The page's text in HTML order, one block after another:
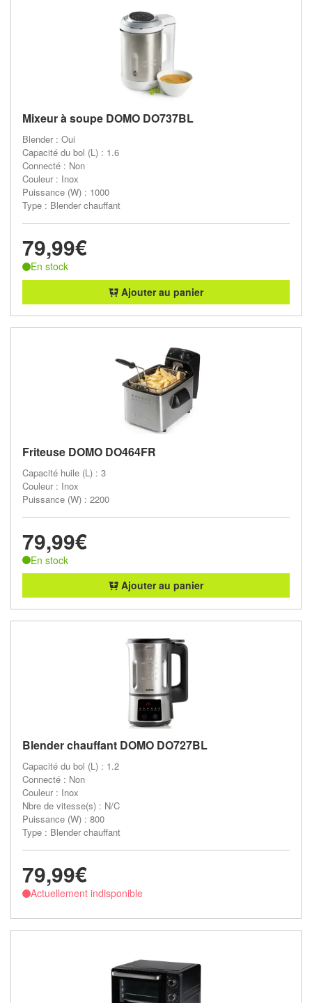
Mixeur à soupe DOMO DO737BL
Blender : Oui
Capacité du bol (L) : 1.6
Connecté : Non
Couleur : Inox
Puissance (W) : 1000
Type : Blender chauffant
79,99€
En stock
Ajouter au panier
Friteuse DOMO DO464FR
Capacité huile (L) : 3
Couleur : Inox
Puissance (W) : 2200
79,99€
En stock
Ajouter au panier
Blender chauffant DOMO DO727BL
Capacité du bol (L) : 1.2
Connecté : Non
Couleur : Inox
Nbre de vitesse(s) : N/C
Puissance (W) : 800
Type : Blender chauffant
79,99€
Actuellement indisponible